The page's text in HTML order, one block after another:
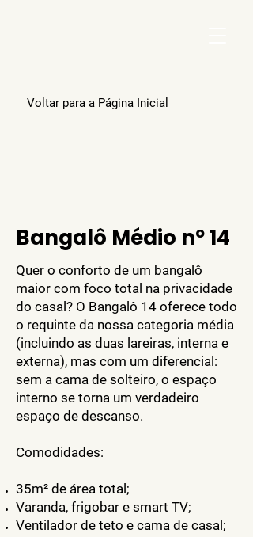
Voltar para a Página Inicial
Bangalô Médio nº 14
Quer o conforto de um bangalô
maior com foco total na privacidade
do casal? O Bangalô 14 oferece todo
o requinte da nossa categoria média
(incluindo as duas lareiras, interna e
externa), mas com um diferencial:
sem a cama de solteiro, o espaço
interno se torna um verdadeiro
espaço de descanso.
Comodidades:
35m² de área total;
Varanda, frigobar e smart TV;
Ventilador de teto e cama de casal;